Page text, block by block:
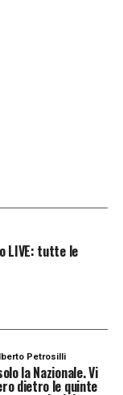
LIVE: tutte le
Petrosilli
la Nazionale. Vi
dietro le quinte